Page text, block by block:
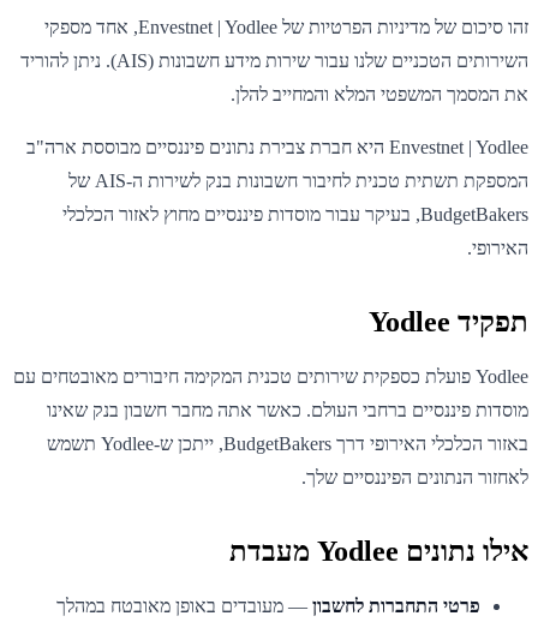
זהו סיכום של מדיניות הפרטיות של Envestnet | Yodlee, אחד מספקי
השירותים הטכניים שלנו עבור שירות מידע חשבונות (AIS). ניתן להוריד
את המסמך המשפטי המלא והמחייב להלן.
Envestnet | Yodlee היא חברת צבירת נתונים פיננסיים מבוססת ארה"ב
המספקת תשתית טכנית לחיבור חשבונות בנק לשירות ה-AIS של
BudgetBakers, בעיקר עבור מוסדות פיננסיים מחוץ לאזור הכלכלי
האירופי.
תפקיד Yodlee
Yodlee פועלת כספקית שירותים טכנית המקימה חיבורים מאובטחים עם
מוסדות פיננסיים ברחבי העולם. כאשר אתה מחבר חשבון בנק שאינו
באזור הכלכלי האירופי דרך BudgetBakers, ייתכן ש-Yodlee תשמש
לאחזור הנתונים הפיננסיים שלך.
אילו נתונים Yodlee מעבדת
פרטי התחברות לחשבון — מעובדים באופן מאובטח במהלך